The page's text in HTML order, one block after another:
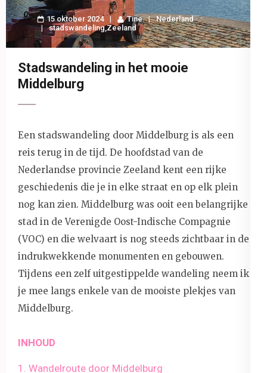
15 oktober 2024 Tine
Nederland
stadswandeling,Zeeland
Stadswandeling in het mooie
Middelburg
Een stadswandeling door Middelburg is als een
reis terug in de tijd. De hoofdstad van de
Nederlandse provincie Zeeland kent een rijke
geschiedenis die je in elke straat en op elk plein
nog kan zien. Middelburg was ooit een belangrijke
stad in de Verenigde Oost-Indische Compagnie
(VOC) en die welvaart is nog steeds zichtbaar in de
indrukwekkende monumenten en gebouwen.
Tijdens een zelf uitgestippelde wandeling neem ik
je mee langs enkele van de mooiste plekjes van
Middelburg.
INHOUD
1. Wandelroute door Middelburg